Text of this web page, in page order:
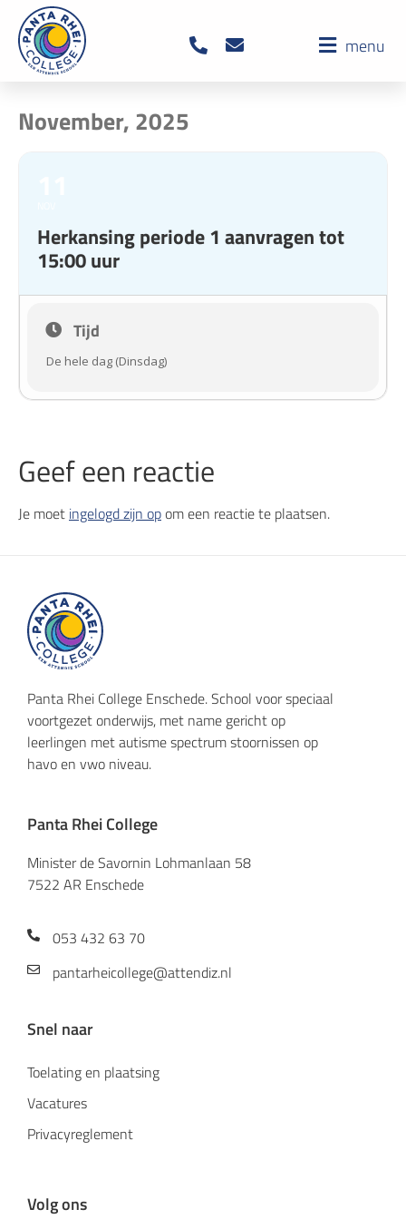
menu
November, 2025
Herkansing periode 1 aanvragen tot
15:00 uur
Tijd
De hele dag (Dinsdag)
Geef een reactie
Je moet ingelogd zijn opom een reactie te plaatsen.
Panta Rhei College Enschede. School voor speciaal
voortgezet onderwijs, met name gericht op
leerlingen met autisme spectrum stoornissen op
havo en vwo niveau.
Panta Rhei College
Minister de Savornin Lohmanlaan 58
7522 AR Enschede
053 432 63 70
pantarheicollege@attendiz.nl
Snel naar
Toelating en plaatsing
Vacatures
Privacyreglement
Volg ons